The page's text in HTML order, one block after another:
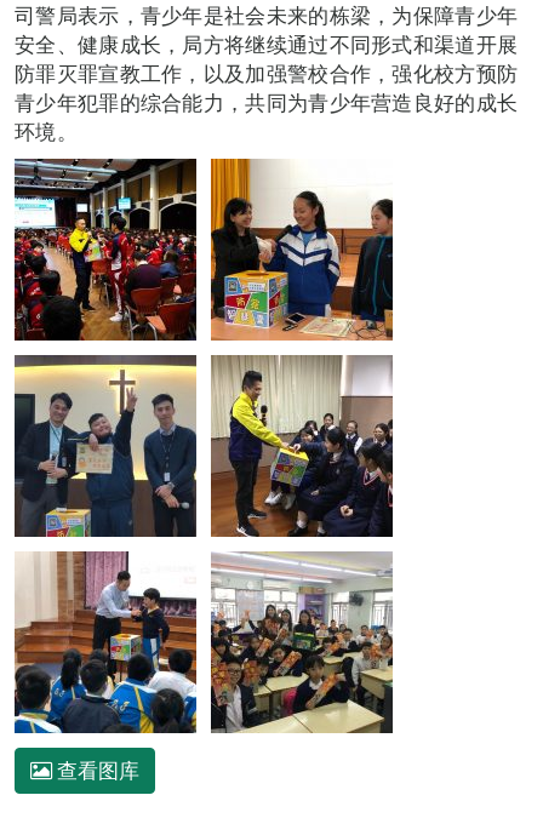
司警局表示，青少年是社会未来的栋梁，为保障青少年
安全、健康成长，局方将继续通过不同形式和渠道开展
防罪灭罪宣教工作，以及加强警校合作，强化校方预防
青少年犯罪的综合能力，共同为青少年营造良好的成长
环境。
查看图库